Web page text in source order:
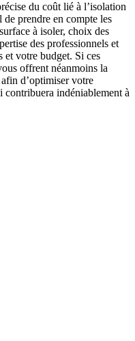
du coût lié à l’isolation
prendre en compte les
à isoler, choix des
des professionnels et
et votre budget. Si ces
offrent néanmoins la
d’optimiser votre
contribuera indéniablement à